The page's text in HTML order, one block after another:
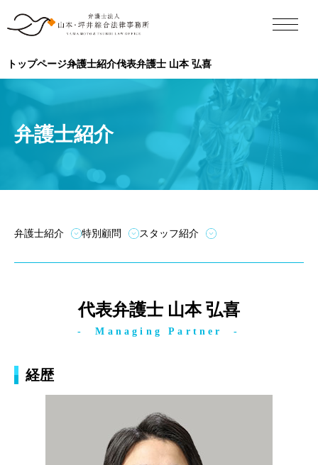
トップページ弁護士紹介代表弁護士 山本 弘喜
弁護士紹介
弁護士紹介 特別顧問 スタッフ紹介
代表弁護士 山本 弘喜
Managing Partner
経歴